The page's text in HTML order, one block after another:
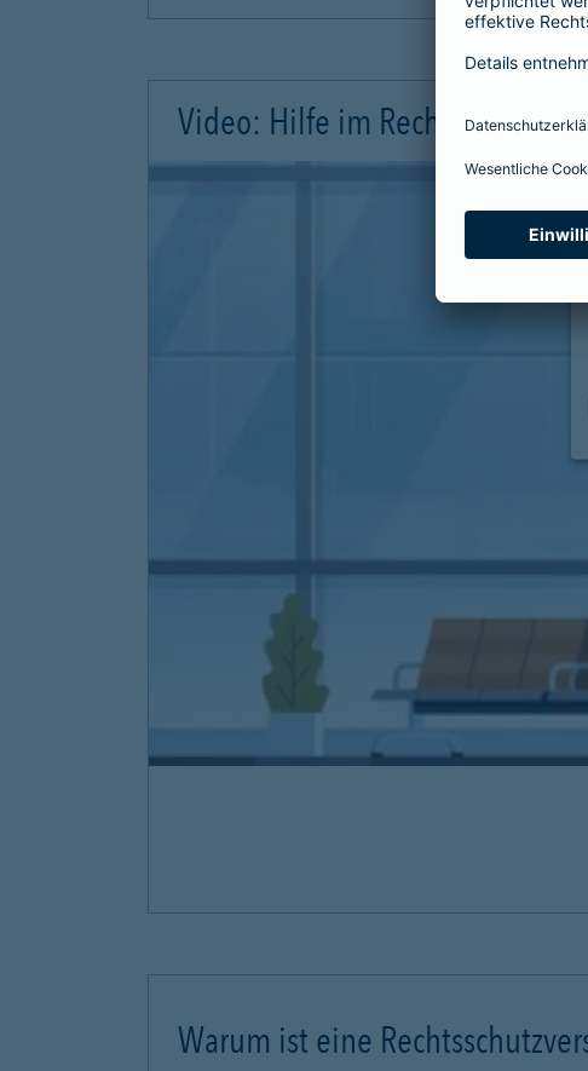
Video: Hilfe im Rechtsschutzfall
Warum ist eine